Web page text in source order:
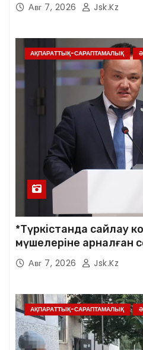
Авг 7, 2026 Jsk.kz
АҚПАРАТТЫҚ-САРАПТАМАЛЫҚ
*Түркістанда сайлау
мүшелеріне арналған
Авг 7, 2026 Jsk.kz
АҚПАРАТТЫҚ-САРАПТАМАЛЫҚ